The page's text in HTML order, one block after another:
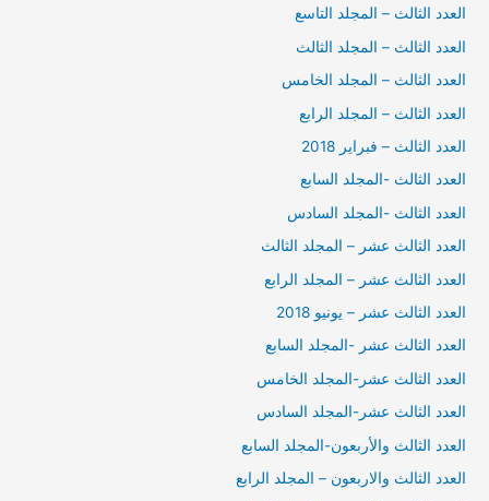
العدد الثالث – المجلد التاسع
العدد الثالث – المجلد الثالث
العدد الثالث – المجلد الخامس
العدد الثالث – المجلد الرابع
العدد الثالث – فبراير 2018
العدد الثالث -المجلد السابع
العدد الثالث -المجلد السادس
العدد الثالث عشر – المجلد الثالث
العدد الثالث عشر – المجلد الرابع
العدد الثالث عشر – يونيو 2018
العدد الثالث عشر -المجلد السابع
العدد الثالث عشر-المجلد الخامس
العدد الثالث عشر-المجلد السادس
العدد الثالث والأربعون-المجلد السابع
العدد الثالث والاربعون – المجلد الرابع